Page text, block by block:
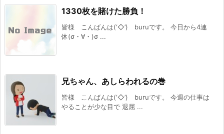
1330枚を賭けた勝負！
皆様 こんばんは(‘◇’)ゞburuです。 今日から4連
休(σ・∀・)σ ...
兄ちゃん、あしらわれるの巻
皆様 こんばんは(‘◇’)ゞburuです。 今週の仕事は
やることが少な目で 退屈 ...